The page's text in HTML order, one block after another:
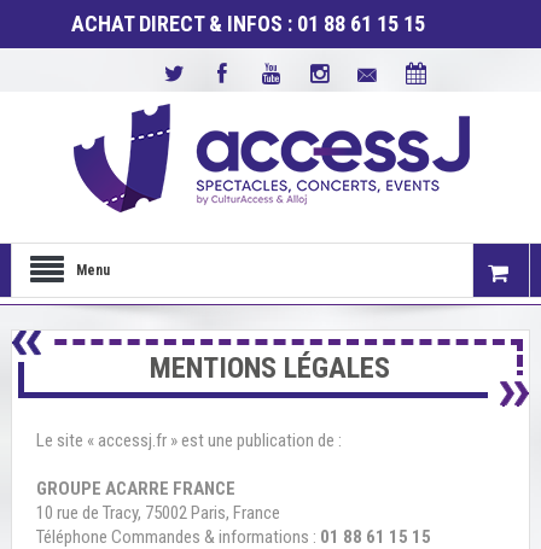
ACHAT DIRECT & INFOS : 01 88 61 15 15
Menu
MENTIONS LÉGALES
Le site « accessj.fr » est une publication de :
GROUPE ACARRE FRANCE
10 rue de Tracy, 75002 Paris, France
Téléphone Commandes & informations : 01 88 61 15 15